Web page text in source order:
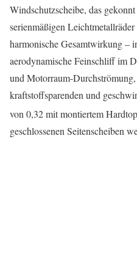
Windschutzscheibe, das
serienmäßigen Leichtmetallräder
harmonische Gesamtwirkung –
aerodynamische Feinschliff im
und Motorraum-
kraftstoffsparenden und
von 0,32 mit montiertem
geschlossenen Seitenscheiben